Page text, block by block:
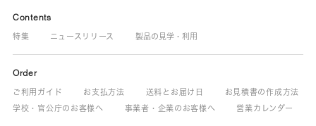
Contents
特集 ニュースリリース 製品の見学・利用
Order
ご利用ガイド お支払方法 送料とお届け日
お見積書の作成方法
学校・官公庁のお客様へ
事業者・企業のお客様へ 営業カレンダー